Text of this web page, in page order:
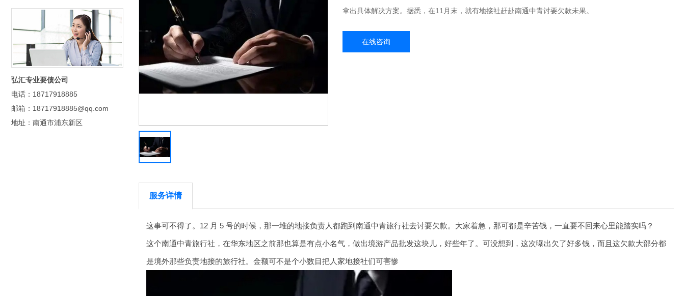
弘汇专业要债公司
电话：18717918885
邮箱：18717918885@qq.com
地址：南通市浦东新区
拿出具体解决方案。据悉，在11月末，就有地接社赶赴南通中青讨要欠款未果。
在线咨询
服务详情
这事可不得了。12 月 5 号的时候，那一堆的地接负责人都跑到南通中青旅行社去讨要欠款。大家着急，那可都是辛苦钱，一直要不回来心里能踏实吗？
这个南通中青旅行社，在华东地区之前那也算是有点小名气，做出境游产品批发这块儿，好些年了。可没想到，这次曝出欠了好多钱，而且这欠款大部分都
是境外那些负责地接的旅行社。金额可不是个小数目把人家地接社们可害惨